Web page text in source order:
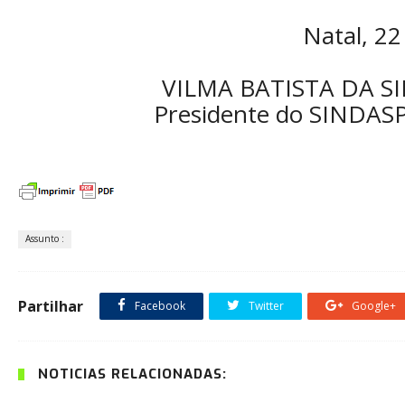
Natal,
VILMA BATISTA DA
Presidente do
Assunto :
Partilhar Facebook Twitter Google+
NOTÍCIAS RELACIONADAS: